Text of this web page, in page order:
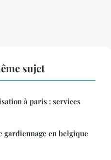
sujet
à paris : services
gardiennage en belgique